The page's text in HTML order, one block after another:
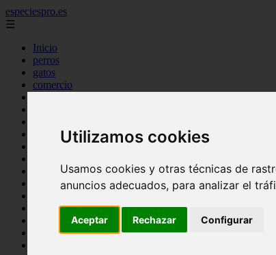
Utilizamos cookies
Usamos cookies y otras técnicas de
anuncios adecuados, para analizar el
Aceptar Rechazar Configurar
especiespro.es
☰
Inicio
perros
gatos
comercio
tenencia responsable
mantenimiento
bienestar
peque os mam feros
verano